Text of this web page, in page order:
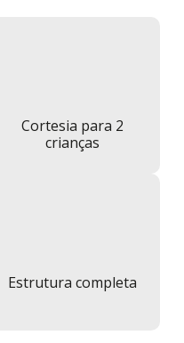
Cortesia para 2
crianças
Estrutura completa